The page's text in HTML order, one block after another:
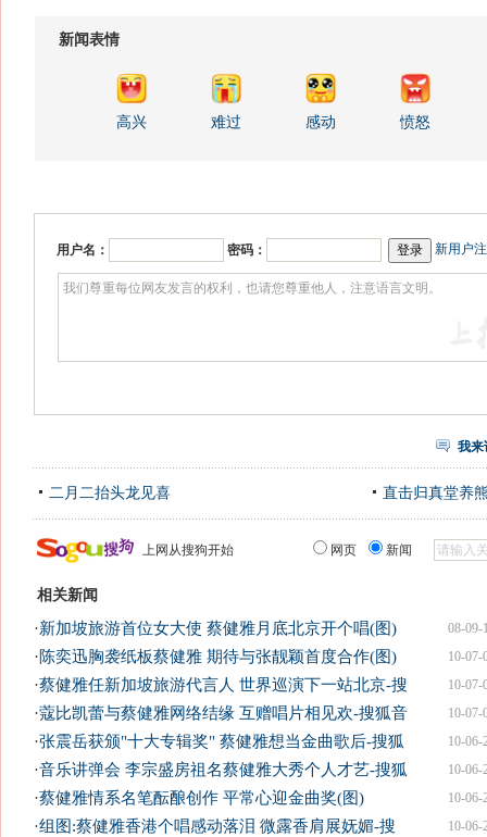
新闻表情
高兴 难过 感动 愤怒
用户名： 密码： 新用户
我来
二月二抬头龙见喜 直击归真堂养
上网从搜狗开始 网页 新闻
相关新闻
08-09-
·新加坡旅游首位女大使 蔡健雅月底北京开个唱(图)
10-07-
·陈奕迅胸袭纸板蔡健雅 期待与张靓颖首度合作(图)
10-07-
·蔡健雅任新加坡旅游代言人 世界巡演下一站北京-搜
10-07-
·蔻比凯蕾与蔡健雅网络结缘 互赠唱片相见欢-搜狐音
10-06-
·张震岳获颁"十大专辑奖" 蔡健雅想当金曲歌后-搜狐
10-06-
·音乐讲弹会 李宗盛房祖名蔡健雅大秀个人才艺-搜狐
10-06-
·蔡健雅情系名笔酝酿创作 平常心迎金曲奖(图)
10-06-
·组图:蔡健雅香港个唱感动落泪 微露香肩展妩媚-搜